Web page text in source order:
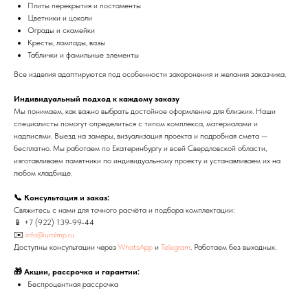
Плиты перекрытия и постаменты
Цветники и цоколи
Ограды и скамейки
Кресты, лампады, вазы
Таблички и фамильные элементы
Все изделия адаптируются под особенности захоронения и желания заказчика.
Индивидуальный подход к каждому заказу
Мы понимаем, как важно выбрать достойное оформление для близких. Наши
специалисты помогут определиться с типом комплекса, материалами и
надписями. Выезд на замеры, визуализация проекта и подробная смета —
бесплатно. Мы работаем по Екатеринбургу и всей Свердловской области,
изготавливаем памятники по индивидуальному проекту и устанавливаем их на
любом кладбище.
📞 Консультация и заказ:
Свяжитесь с нами для точного расчёта и подбора комплектации:
📱 +7 (922) 139-99-44
✉️ info@uralmp.ru
Доступны консультации через WhatsApp и Telegram. Работаем без выходных.
🎁 Акции, рассрочка и гарантии:
Беспроцентная рассрочка